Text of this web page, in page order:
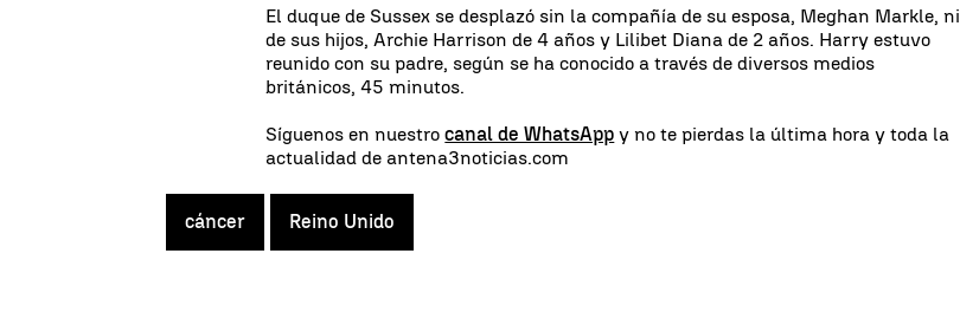
El duque de Sussex se desplazó sin la compañía de su esposa, Meghan Markle, ni
de sus hijos, Archie Harrison de 4 años y Lilibet Diana de 2 años. Harry estuvo
reunido con su padre, según se ha conocido a través de diversos medios
británicos, 45 minutos.
Síguenos en nuestrocanal de WhatsApp y no te pierdas la última hora y toda la
actualidad de antena3noticias.com
cáncer Reino Unido